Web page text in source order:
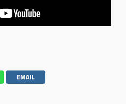
EMAIL